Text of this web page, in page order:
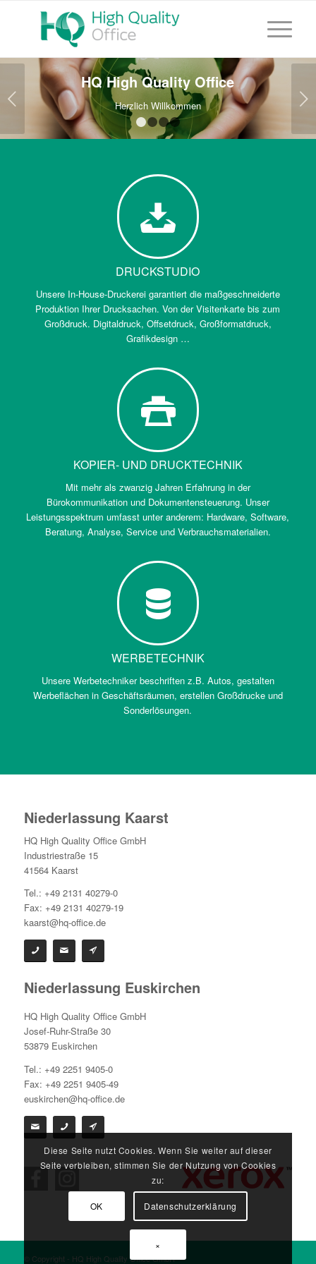
HQ High Quality Office
Herzlich Willkommen Weiter
1 2 3 4
DRUCKSTUDIO
Unsere In-House-Druckerei garantiert die maßgeschneiderte
Produktion Ihrer Drucksachen. Von der Visitenkarte bis zum
Großdruck. Digitaldruck, Offsetdruck, Großformatdruck,
Grafikdesign …
KOPIER- UND DRUCKTECHNIK
Mit mehr als zwanzig Jahren Erfahrung in der
Bürokommunikation und Dokumentensteuerung. Unser
Leistungsspektrum umfasst unter anderem: Hardware, Software,
Beratung, Analyse, Service und Verbrauchsmaterialien.
WERBETECHNIK
Unsere Werbetechniker beschriften z.B. Autos, gestalten
Werbeflächen in Geschäftsräumen, erstellen Großdrucke und
Sonderlösungen.
Niederlassung Kaarst
HQ High Quality Office GmbH
Industriestraße 15
41564 Kaarst
Tel.: +49 2131 40279-0
Fax: +49 2131 40279-19
kaarst@hq-office.de
Niederlassung Euskirchen
HQ High Quality Office GmbH
Josef-Ruhr-Straße 30
53879 Euskirchen
Tel.: +49 2251 9405-0
Fax: +49 2251 9405-49
euskirchen@hq-office.de
© Copyright - HQ High Quality Office GmbH
Diese Seite nutzt Cookies. Wenn Sie weiter auf dieser
Seite verbleiben, stimmen Sie der Nutzung von Cookies
zu:
OK Datenschutzerklärung
×